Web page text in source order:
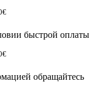
€
быстрой оплаты
€
обращайтесь